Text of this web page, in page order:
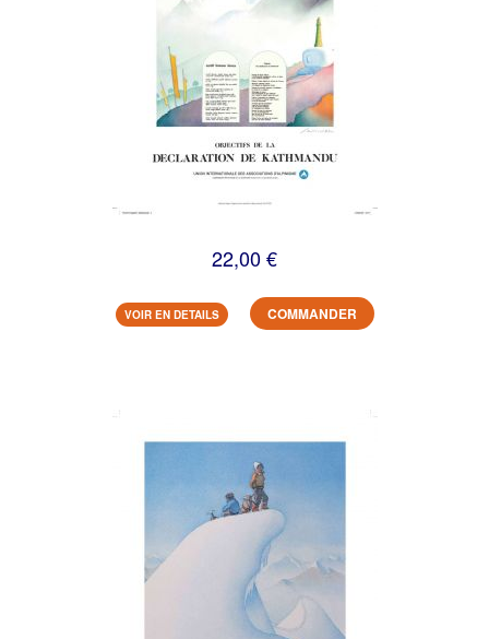
22,00 €
VOIR EN DETAILS COMMANDER